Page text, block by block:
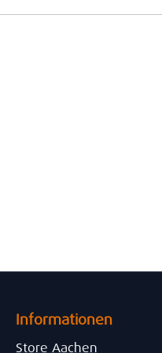
Informationen
Store Aachen